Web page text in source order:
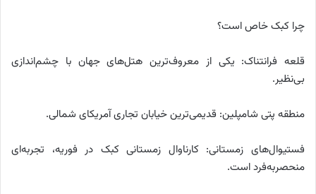
چرا کبک خاص است؟
قلعه فرانتناک: یکی از معروف‌ترین هتل‌های جهان با چشم‌اندازی
بی‌نظیر.
منطقه پتی شامپلین: قدیمی‌ترین خیابان تجاری آمریکای شمالی.
فستیوال‌های زمستانی: کارناوال زمستانی کبک در فوریه، تجربه‌ای
منحصربه‌فرد است.